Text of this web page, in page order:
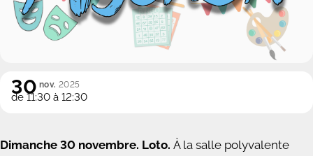
30nov. 2025
de 11:30 à 12:30
Dimanche 30 novembre. Loto. À la salle polyvalente